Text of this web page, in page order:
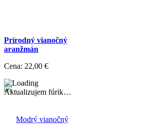
Prírodný vianočný
aranžmán
Cena: 22,00 €
Aktualizujem fúrik…